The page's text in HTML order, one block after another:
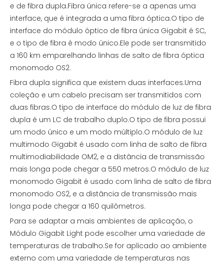
e de fibra dupla.Fibra única refere-se a apenas uma
interface, que é integrada a uma fibra óptica.O tipo de
interface do módulo óptico de fibra única Gigabit é SC,
e o tipo de fibra é modo único.Ele pode ser transmitido
a 160 km emparelhando linhas de salto de fibra óptica
monomodo OS2.
Fibra dupla significa que existem duas interfaces.Uma
coleção e um cabelo precisam ser transmitidos com
duas fibras.O tipo de interface do módulo de luz de fibra
dupla é um LC de trabalho duplo.O tipo de fibra possui
um modo único e um modo múltiplo.O módulo de luz
multimodo Gigabit é usado com linha de salto de fibra
multimodiabilidade OM2, e a distância de transmissão
mais longa pode chegar a 550 metros.O módulo de luz
monomodo Gigabit é usado com linha de salto de fibra
monomodo OS2, e a distância de transmissão mais
longa pode chegar a 160 quilômetros.
Para se adaptar a mais ambientes de aplicação, o
Módulo Gigabit Light pode escolher uma variedade de
temperaturas de trabalho.Se for aplicado ao ambiente
externo com uma variedade de temperaturas nas